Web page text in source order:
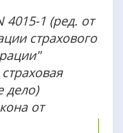
4015-1 (ред. от
страхового
дело)
от